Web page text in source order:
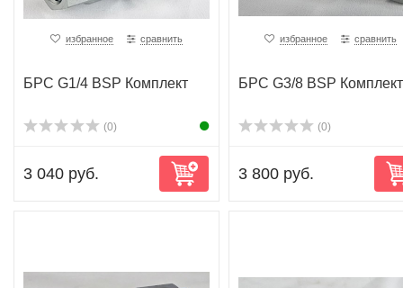
избранное сравнить
БРС G1/4 BSP Комплект
(0)
3 040 руб.
избранное сравнить
БРС G3/8 BSP Комплект
(0)
3 800 руб.